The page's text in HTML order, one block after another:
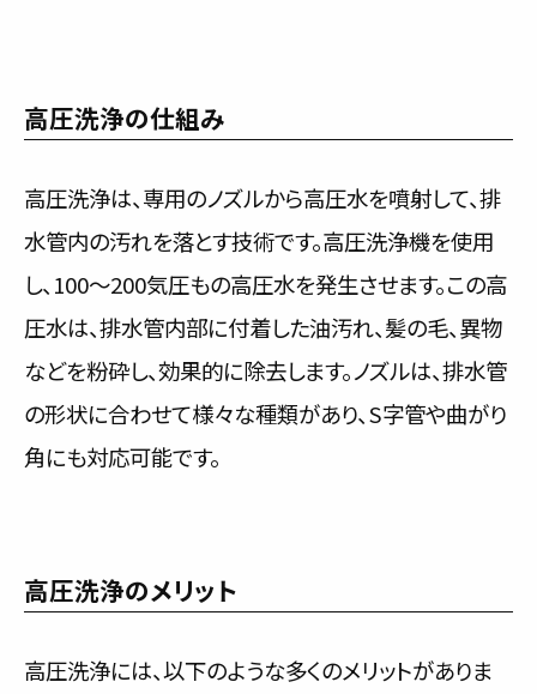
高圧洗浄の仕組み
高圧洗浄は、専用のノズルから高圧水を噴射して、排
水管内の汚れを落とす技術です。高圧洗浄機を使用
し、100～200気圧もの高圧水を発生させます。この高
圧水は、排水管内部に付着した油汚れ、髪の毛、異物
などを粉砕し、効果的に除去します。ノズルは、排水管
の形状に合わせて様々な種類があり、S字管や曲がり
角にも対応可能です。
高圧洗浄のメリット
高圧洗浄には、以下のような多くのメリットがありま